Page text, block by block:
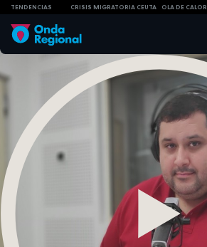
TENDENCIAS CRISIS MIGRATORIA CEUTA OLA DE CALOR